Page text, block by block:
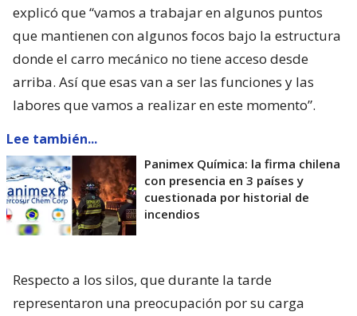
explicó que “vamos a trabajar en algunos puntos
que mantienen con algunos focos bajo la estructura
donde el carro mecánico no tiene acceso desde
arriba. Así que esas van a ser las funciones y las
labores que vamos a realizar en este momento”.
Lee también...
Panimex Química: la firma chilena
con presencia en 3 países y
cuestionada por historial de
incendios
Respecto a los silos, que durante la tarde
representaron una preocupación por su carga